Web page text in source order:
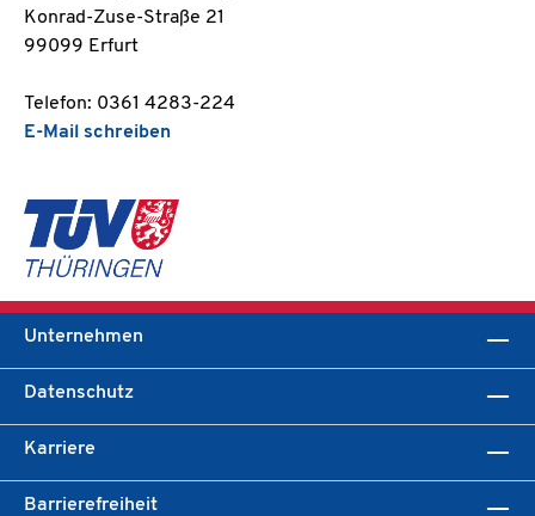
Konrad-Zuse-Straße 21
99099 Erfurt
Telefon: 0361 4283-224
E-Mail schreiben
Unternehmen
Datenschutz
Karriere
Barrierefreiheit